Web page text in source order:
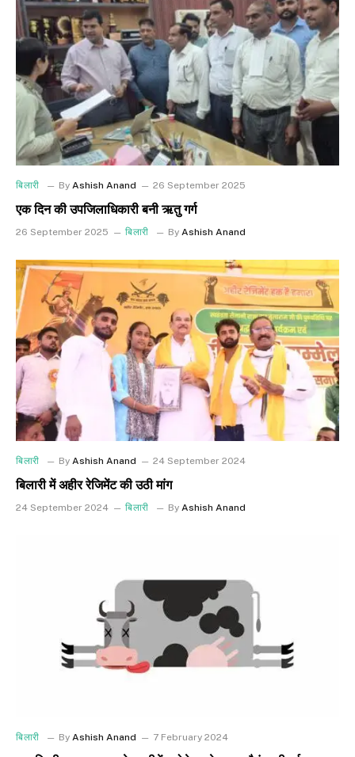
बिलारी By Ashish Anand 26 September 2025
एक दिन की उपजिलाधिकारी बनी ऋतु गर्ग
26 September 2025 बिलारी By Ashish Anand
बिलारी By Ashish Anand 24 September 2024
बिलारी में अहीर रेजिमेंट की उठी मांग
24 September 2024 बिलारी By Ashish Anand
बिलारी By Ashish Anand 7 February 2024